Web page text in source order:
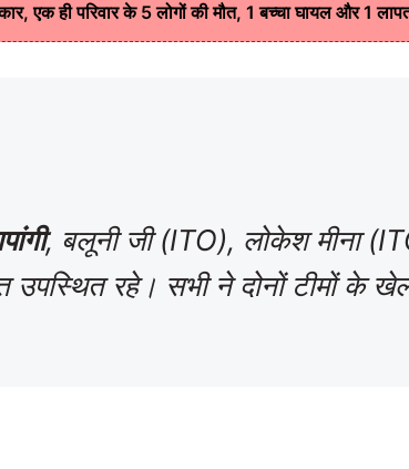
एक ही परिवार के 5 लोगों की मौत, 1 बच्चा घायल और 1
, बलूनी जी (ITO), लोकेश मीना
उपस्थित रहे। सभी ने दोनों टीमों के